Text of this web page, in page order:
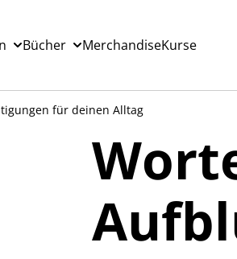
Bücher MerchandiseKurse
für deinen Alltag